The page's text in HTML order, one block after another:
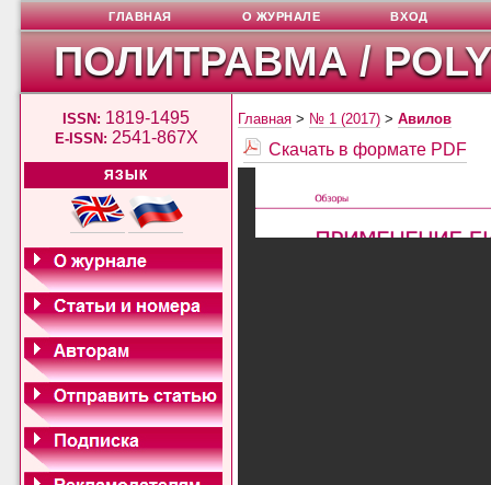
ПОЛИТРАВМА /
ISSN: 1819-1495
E-ISSN: 2541-867X
ЯЗЫК
ГЛАВНАЯ О ЖУРНАЛЕ ВХОД
Главная > № 1 (2017) >Авилов
Скачать в формате PDF